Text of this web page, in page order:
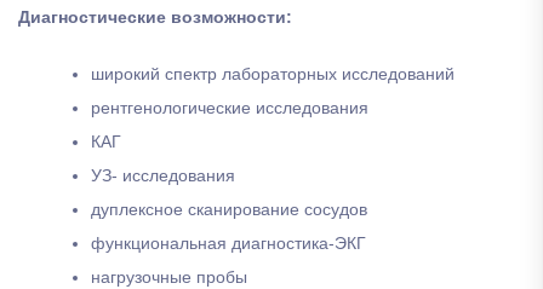
Диагностические возможности:
широкий спектр лабораторных исследований
рентгенологические исследования
КАГ
УЗ- исследования
дуплексное сканирование сосудов
функциональная диагностика-ЭКГ
нагрузочные пробы